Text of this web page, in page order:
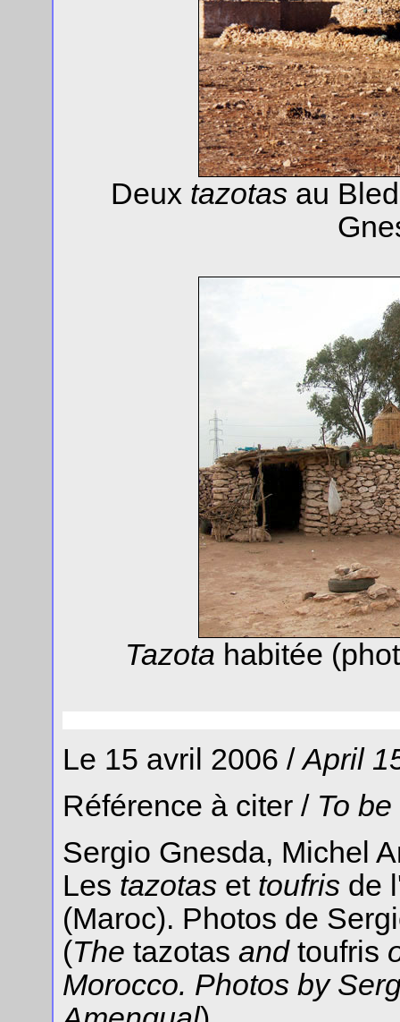
Deux tazotasau
Tazota habitée
Le 15 avril 2006 /April
Référence à citer / To
Sergio Gnesda, Michel
Les tazotas et toufris de
(Maroc). Photos de
(The tazotas and toufris
Morocco. Photos by